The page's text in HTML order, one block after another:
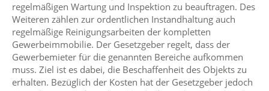
regelmäßigen Wartung und Inspektion zu beauftragen. Des
Weiteren zählen zur ordentlichen Instandhaltung auch
regelmäßige Reinigungsarbeiten der kompletten
Gewerbeimmobilie. Der Gesetzgeber regelt, dass der
Gewerbemieter für die genannten Bereiche aufkommen
muss. Ziel ist es dabei, die Beschaffenheit des Objekts zu
erhalten. Bezüglich der Kosten hat der Gesetzgeber jedoch